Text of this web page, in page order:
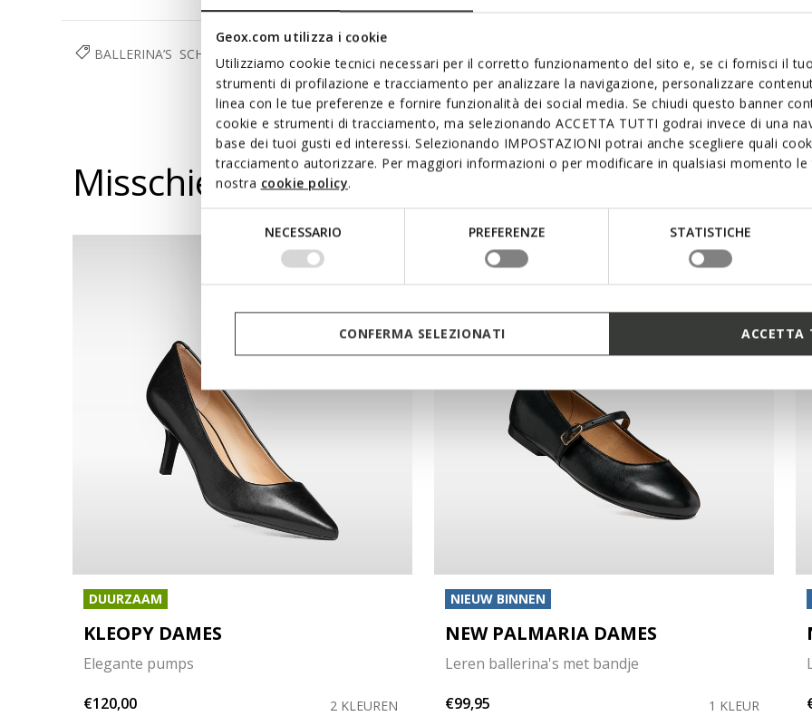
Geox.com utilizza i cookie
Utilizziamo cookie tecnici necessari per il corretto funzionamento del sito e, se ci fornisci il
strumenti di profilazione e tracciamento per analizzare la navigazione, personalizzare
linea con le tue preferenze e fornire funzionalità dei social media. Se chiudi questo banner
cookie e strumenti di tracciamento, ma selezionando ACCETTA TUTTI godrai invece di una
base dei tuoi gusti ed interessi. Selezionando IMPOSTAZIONI potrai anche scegliere quali
tracciamento autorizzare. Per maggiori informazioni o per modificare in qualsiasi momento
nostra cookie policy.
del
NECESSARIO PREFERENZE STATISTICHE
CONFERMA SELEZIONATI ACCETTA
BALLERINA’S SCHOENEN
Misschien vindt u dit ook leuk Onlangs
DUURZAAM
KLEOPY DAMES
Elegante pumps
€120,00
2 KLEUREN
NIEUW BINNEN
NEW PALMARIA DAMES
Leren ballerina's met bandje
€99,95
1 KLEUR